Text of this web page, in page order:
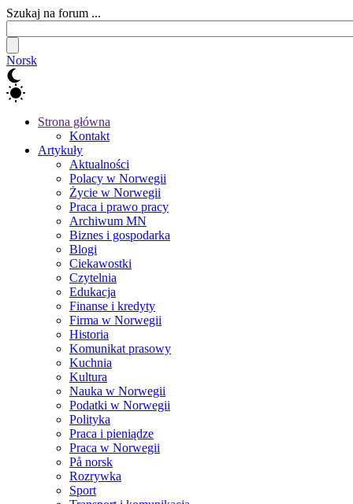
Szukaj na forum ...
Norsk
Strona główna
Kontakt
Artykuły
Aktualności
Polacy w Norwegii
Życie w Norwegii
Praca i prawo pracy
Archiwum MN
Biznes i gospodarka
Blogi
Ciekawostki
Czytelnia
Edukacja
Finanse i kredyty
Firma w Norwegii
Historia
Komunikat prasowy
Kuchnia
Kultura
Nauka w Norwegii
Podatki w Norwegii
Polityka
Praca i pieniądze
Praca w Norwegii
På norsk
Rozrywka
Sport